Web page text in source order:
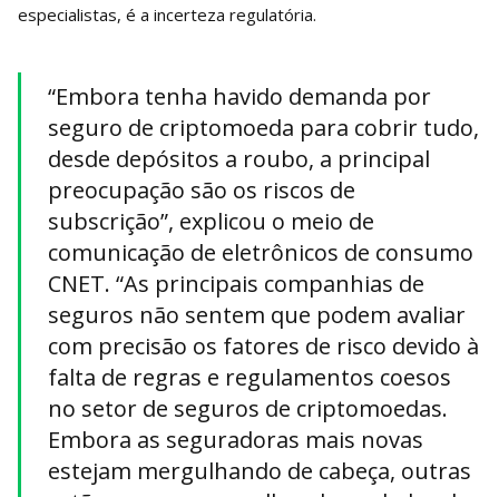
especialistas, é a incerteza regulatória.
“Embora tenha havido demanda por
seguro de criptomoeda para cobrir tudo,
desde depósitos a roubo, a principal
preocupação são os riscos de
subscrição”, explicou o meio de
comunicação de eletrônicos de consumo
CNET. “As principais companhias de
seguros não sentem que podem avaliar
com precisão os fatores de risco devido à
falta de regras e regulamentos coesos
no setor de seguros de criptomoedas.
Embora as seguradoras mais novas
estejam mergulhando de cabeça, outras